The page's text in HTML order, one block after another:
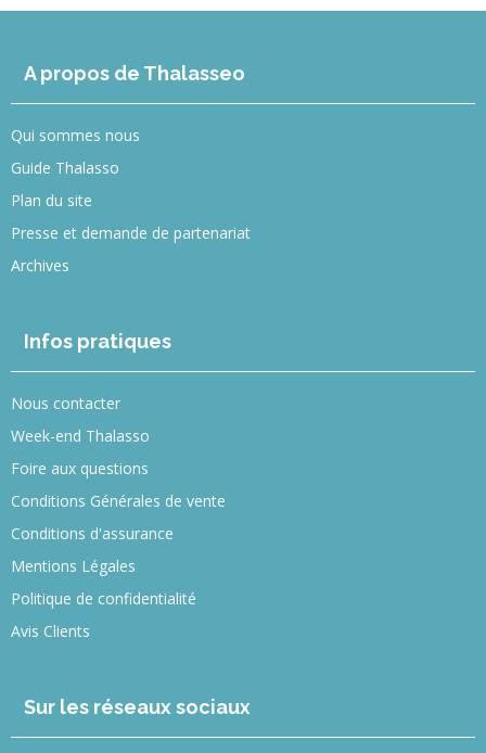
A propos de Thalasseo
Qui sommes nous
Guide Thalasso
Plan du site
Presse et demande de partenariat
Archives
Infos pratiques
Nous contacter
Week-end Thalasso
Foire aux questions
Conditions Générales de vente
Conditions d'assurance
Mentions Légales
Politique de confidentialité
Avis Clients
Sur les réseaux sociaux